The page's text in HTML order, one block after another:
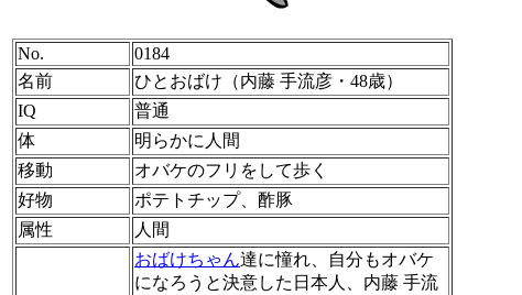
No.
0184
名前
ひとおばけ（内藤 手流彦・48歳）
IQ
普通
体
明らかに人間
移動
オバケのフリをして歩く
好物
ポテトチップ、酢豚
属性
人間
おばけちゃん達に憧れ、自分もオバケ
になろうと決意した日本人、内藤 手流